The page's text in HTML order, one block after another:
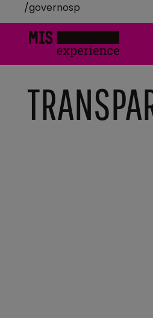
/governosp
MIS